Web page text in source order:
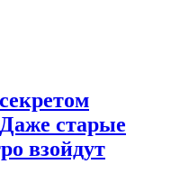
старые
взойдут